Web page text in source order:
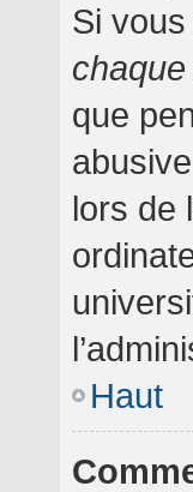
Si
que
lors de
Haut